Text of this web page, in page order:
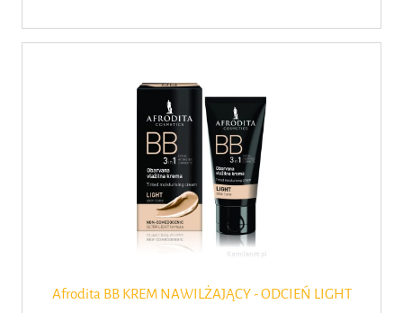
Afrodita BB KREM NAWILŻAJĄCY - ODCIEŃ LIGHT